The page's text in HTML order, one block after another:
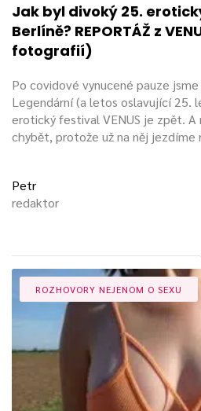
Jak byl divoký 25.
Berlíně? REPORTÁŽ z
fotografií)
Po covidové vynucené pauze
Legendární (a letos oslavující 25.
erotický festival VENUS je zpět. A
chybět, protože už na něj jezdíme
Petr
redaktor
ROZHOVORY NEJENOM O SEXU